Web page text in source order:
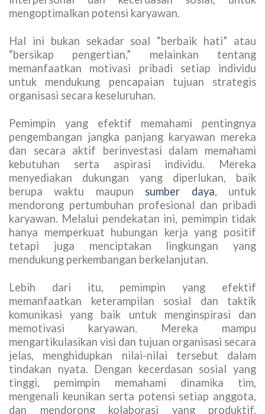
mengoptimalkan potensi karyawan.
Hal ini bukan sekadar soal “berbaik hati” atau
“bersikap pengertian,” melainkan tentang
memanfaatkan motivasi pribadi setiap individu
untuk mendukung pencapaian tujuan strategis
organisasi secara keseluruhan.
Pemimpin yang efektif memahami pentingnya
pengembangan jangka panjang karyawan mereka
dan secara aktif berinvestasi dalam memahami
kebutuhan serta aspirasi individu. Mereka
menyediakan dukungan yang diperlukan, baik
berupa waktu maupun sumber daya, untuk
mendorong pertumbuhan profesional dan pribadi
karyawan. Melalui pendekatan ini, pemimpin tidak
hanya memperkuat hubungan kerja yang positif
tetapi juga menciptakan lingkungan yang
mendukung perkembangan berkelanjutan.
Lebih dari itu, pemimpin yang efektif
memanfaatkan keterampilan sosial dan taktik
komunikasi yang baik untuk menginspirasi dan
memotivasi karyawan. Mereka mampu
mengartikulasikan visi dan tujuan organisasi secara
jelas, menghidupkan nilai-nilai tersebut dalam
tindakan nyata. Dengan kecerdasan sosial yang
tinggi, pemimpin memahami dinamika tim,
mengenali keunikan serta potensi setiap anggota,
dan mendorong kolaborasi yang produktif.